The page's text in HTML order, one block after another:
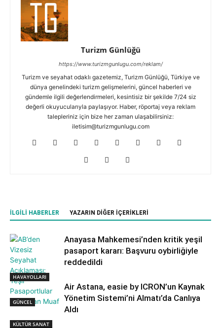
Turizm Günlüğü
https://www.turizmgunlugu.com/reklam/
Turizm ve seyahat odaklı gazetemiz, Turizm Günlüğü, Türkiye ve
dünya genelindeki turizm gelişmelerini, güncel haberleri ve
gündemle ilgili değerlendirmeleri, kesintisiz bir şekilde 7/24 siz
değerli okuyucularıyla paylaşıyor. Haber, röportaj veya reklam
talepleriniz için bize her zaman ulaşabilirsiniz:
iletisim@turizmgunlugu.com
İLGILI HABERLER YAZARIN DIĞER İÇERIKLERI
GÜNCEL
Anayasa Mahkemesi’nden kritik yeşil
pasaport kararı: Başvuru oybirliğiyle
reddedildi
HAVAYOLLARI
Air Astana, easie by ICRON’un Kaynak
Yönetim Sistemi’ni Almatı’da Canlıya
Aldı
KÜLTÜR SANAT